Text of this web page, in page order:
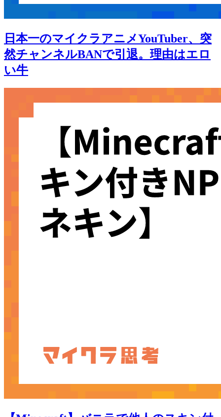
日本一のマイクラアニメYouTuber、突
然チャンネルBANで引退。理由はエロ
い牛